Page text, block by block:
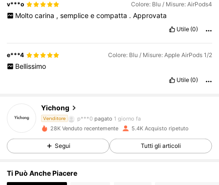
v***o Colore: Blu / Misure: AirPods4
Molto carina , semplice e compatta . Approvata
Utile (0)
e***4 Colore: Blu / Misure: Apple AirPods 1/2
Bellissimo
Utile (0)
Yichong
Venditore
4.86
p***0 pagato 1 giorno fa
897 Follower
4.86
28K Venduto recentemente 5.4K Acquisto ripetuto
Segui Tutti gli articoli
Ti Può Anche Piacere